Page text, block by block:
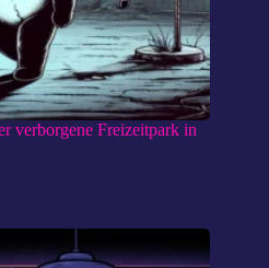
verborgene Freizeitpark in